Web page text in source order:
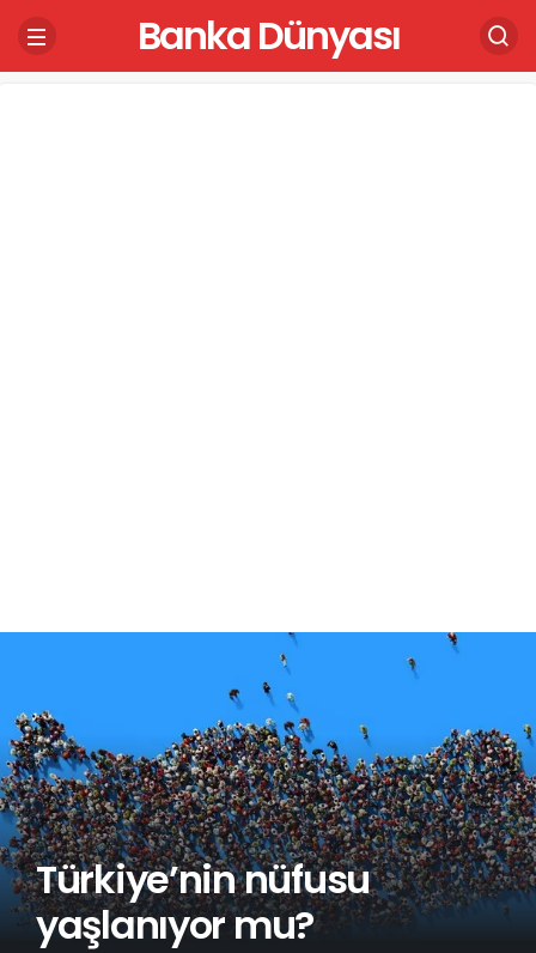
Banka Dünyası
Türkiye’nin nüfusu
yaşlanıyor mu?